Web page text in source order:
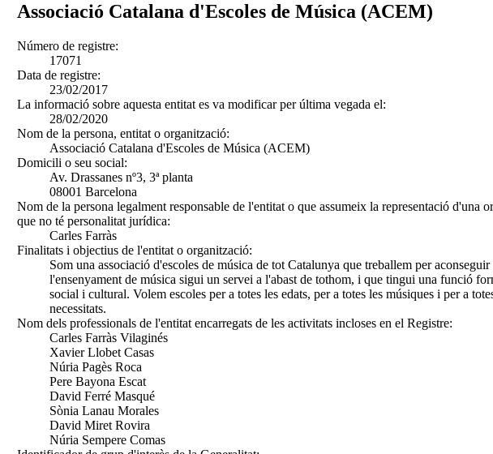
Associació Catalana d'Escoles de Música (ACEM)
Número de registre:
17071
Data de registre:
23/02/2017
La informació sobre aquesta entitat es va modificar per última vegada el:
28/02/2020
Nom de la persona, entitat o organització:
Associació Catalana d'Escoles de Música (ACEM)
Domicili o seu social:
Av. Drassanes nº3, 3ª planta
08001 Barcelona
Nom de la persona legalment responsable de l'entitat o que assumeix la representació d'una
que no té personalitat jurídica:
Carles Farràs
Finalitats i objectius de l'entitat o organització:
Som una associació d'escoles de música de tot Catalunya que treballem per aconseguir
l'ensenyament de música sigui un servei a l'abast de tothom, i que tingui una funció
social i cultural. Volem escoles per a totes les edats, per a totes les músiques i per a
necessitats.
Nom dels professionals de l'entitat encarregats de les activitats incloses en el Registre:
Carles Farràs Vilaginés
Xavier Llobet Casas
Núria Pagès Roca
Pere Bayona Escat
David Ferré Masqué
Sònia Lanau Morales
David Miret Rovira
Núria Sempere Comas